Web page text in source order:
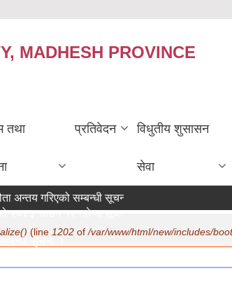
MADHESH PROVINCE
तथा प्रतिवेदन विधुतीय शुसासन
सेवा
अन्तय गरिएको सम्बन्धी सूचना ।
२०८३ साउन १२ गते मा सूचना प्रकाशन ।
सूचना ।
(line 1202 of/var/www/html/new/includes/